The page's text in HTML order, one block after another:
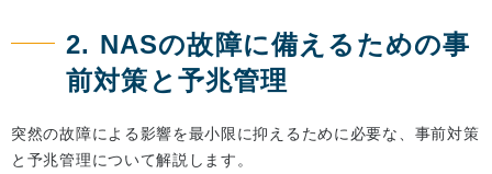
2. NASの故障に備えるための事
前対策と予兆管理
突然の故障による影響を最小限に抑えるために必要な、事前対策
と予兆管理について解説します。